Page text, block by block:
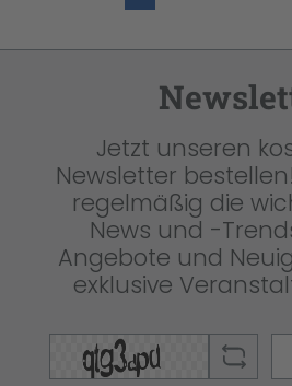
Jetzt unseren
Newsletter
regelmäßig die
News und -
Angebote und
exklusive